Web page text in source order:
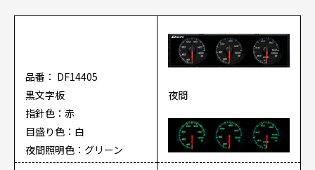
品番： DF14405
黒文字板
指針色：赤
目盛り色：白
夜間照明色：グリーン
夜間